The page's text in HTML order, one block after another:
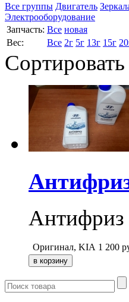
Все группы Двигатель
Электрооборудование
Запчасть: Все новая
Вес:
Все 2г 5г 13г 15г
Оригинал, KIA 1 200